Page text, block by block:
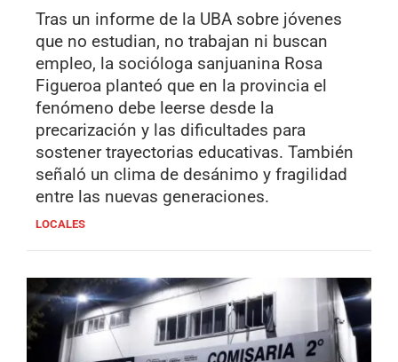
Tras un informe de la UBA sobre jóvenes
que no estudian, no trabajan ni buscan
empleo, la socióloga sanjuanina Rosa
Figueroa planteó que en la provincia el
fenómeno debe leerse desde la
precarización y las dificultades para
sostener trayectorias educativas. También
señaló un clima de desánimo y fragilidad
entre las nuevas generaciones.
LOCALES